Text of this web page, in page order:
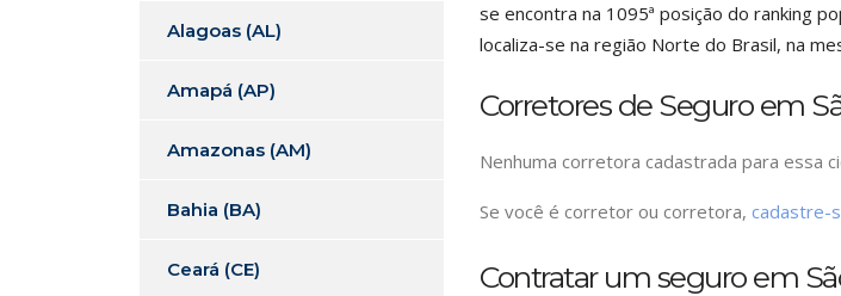
se encontra na 1095ª posição do ranking
localiza-se na região Norte do Brasil, na
Corretores de Seguro em
Nenhuma corretora cadastrada para essa
Se você é corretor ou corretora, cadastre-
Contratar um seguro em
Alagoas (AL)
Amapá (AP)
Amazonas (AM)
Bahia (BA)
Ceará (CE)